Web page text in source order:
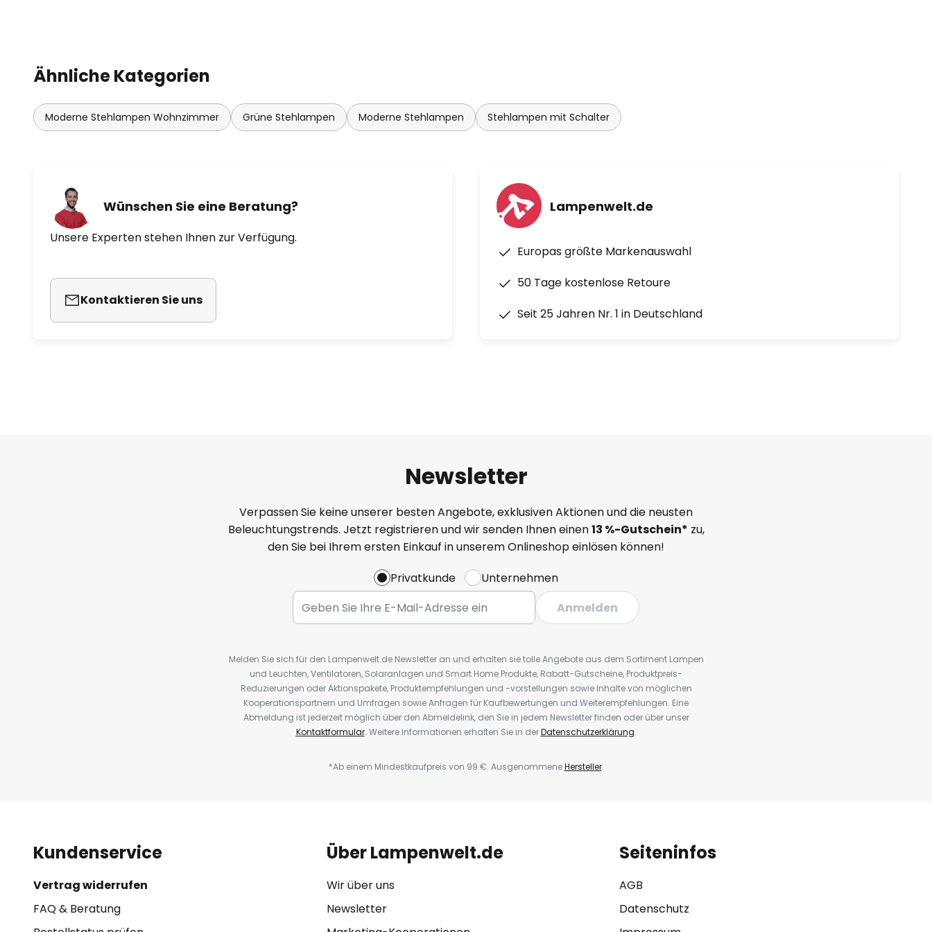
Ähnliche Kategorien
Moderne Stehlampen Wohnzimmer Grüne Stehlampen Moderne Stehlampen Stehlampen mit Schalter
Wünschen Sie eine Beratung?
Unsere Experten stehen Ihnen zur Verfügung.
Kontaktieren Sie uns
Lampenwelt.de
Europas größte Markenauswahl
50 Tage kostenlose Retoure
Seit 25 Jahren Nr. 1 in Deutschland
Newsletter
Verpassen Sie keine unserer besten Angebote, exklusiven Aktionen und die neusten
Beleuchtungstrends. Jetzt registrieren und wir senden Ihnen einen13 %-Gutschein* zu,
den Sie bei Ihrem ersten Einkauf in unserem Onlineshop einlösen können!
Privatkunde
Unternehmen
Anmelden
Melden Sie sich für den Lampenwelt.de Newsletter an und erhalten sie tolle Angebote aus dem Sortiment Lampen
und Leuchten, Ventilatoren, Solaranlagen und Smart Home Produkte, Rabatt-Gutscheine, Produktpreis-
Reduzierungen oder Aktionspakete, Produktempfehlungen und -vorstellungen sowie Inhalte von möglichen
Kooperationspartnern und Umfragen sowie Anfragen für Kaufbewertungen und Weiterempfehlungen. Eine
Abmeldung ist jederzeit möglich über den Abmeldelink, den Sie in jedem Newsletter finden oder über unser
Kontaktformular. Weitere Informationen erhalten Sie in derDatenschutzerklärung.
*Ab einem Mindestkaufpreis von 99 €. AusgenommeneHersteller.
Kundenservice
Vertrag widerrufen
FAQ & Beratung
Über Lampenwelt.de
Wir über uns
Newsletter
Seiteninfos
AGB
Datenschutz